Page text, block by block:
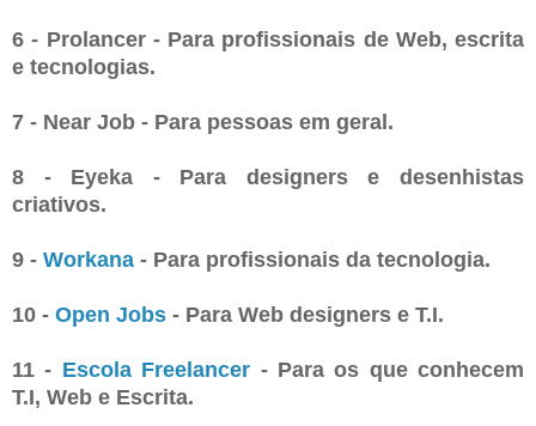
6 - Prolancer - Para profissionais de Web, escrita
e tecnologias.
7 - Near Job - Para pessoas em geral.
8 - Eyeka - Para designers e desenhistas
criativos.
9 - Workana - Para profissionais da tecnologia.
10 - Open Jobs - Para Web designers e T.I.
11 - Escola Freelancer - Para os que conhecem
T.I, Web e Escrita.